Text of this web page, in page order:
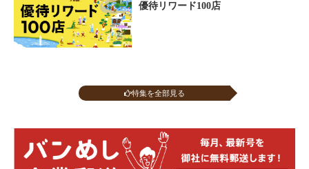
優待リワード100店
特集を全部見る